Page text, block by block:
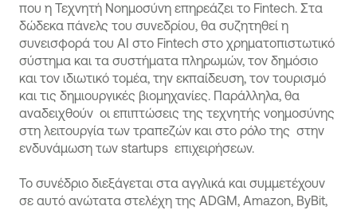
που η Τεχνητή Νοημοσύνη επηρεάζει το Fintech. Στα
δώδεκα πάνελς του συνεδρίου, θα συζητηθεί η
συνεισφορά του ΑΙ στο Fintech στο χρηματοπιστωτικό
σύστημα και τα συστήματα πληρωμών, τον δημόσιο
και τον ιδιωτικό τομέα, την εκπαίδευση, τον τουρισμό
και τις δημιουργικές βιομηχανίες. Παράλληλα, θα
αναδειχθούν οι επιπτώσεις της τεχνητής νοημοσύνης
στη λειτουργία των τραπεζών και στο ρόλο της στην
ενδυνάμωση των startups επιχειρήσεων.
Το συνέδριο διεξάγεται στα αγγλικά και συμμετέχουν
σε αυτό ανώτατα στελέχη της ADGM, Amazon, ByBit,